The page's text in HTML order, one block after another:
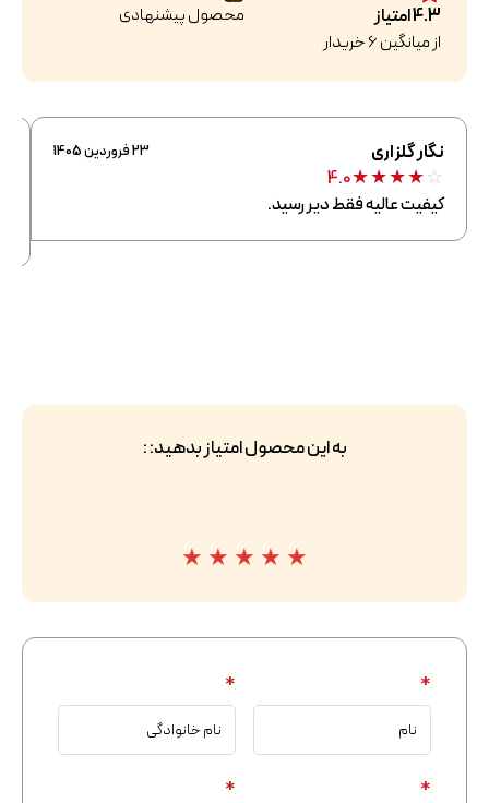
4.3امتیاز
از میانگین6خریدار
محصول پیشنهادی
نگار گلزاری 23 فروردین 1405
★★★★☆
4.0
کیفیت عالیه فقط دیر رسید.
به این محصول امتیاز بدهید: :
★ ★ ★ ★ ★
*
*
*
*